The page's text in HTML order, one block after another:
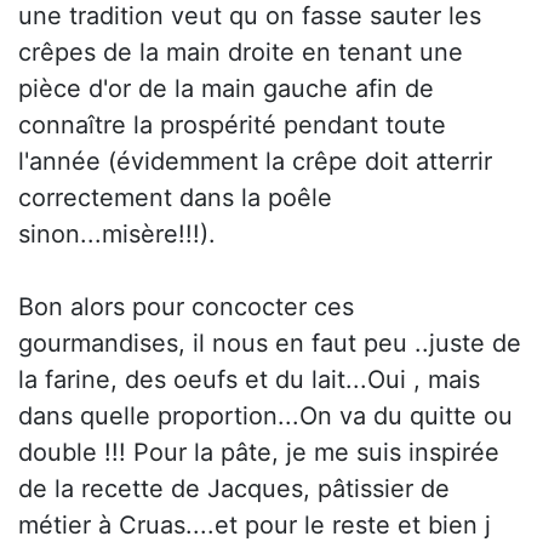
une tradition veut qu on fasse sauter les
crêpes de la main droite en tenant une
pièce d'or de la main gauche afin de
connaître la prospérité pendant toute
l'année (évidemment la crêpe doit atterrir
correctement dans la poêle
sinon...misère!!!).
Bon alors pour concocter ces
gourmandises, il nous en faut peu ..juste de
la farine, des oeufs et du lait...Oui , mais
dans quelle proportion...On va du quitte ou
double !!! Pour la pâte, je me suis inspirée
de la recette de Jacques, pâtissier de
métier à Cruas....et pour le reste et bien j